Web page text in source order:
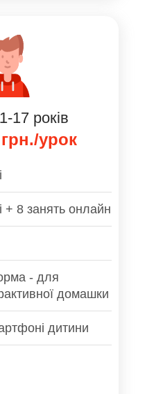
17 років
+ 8 занять онлайн
- для
домашки
дитини
урок